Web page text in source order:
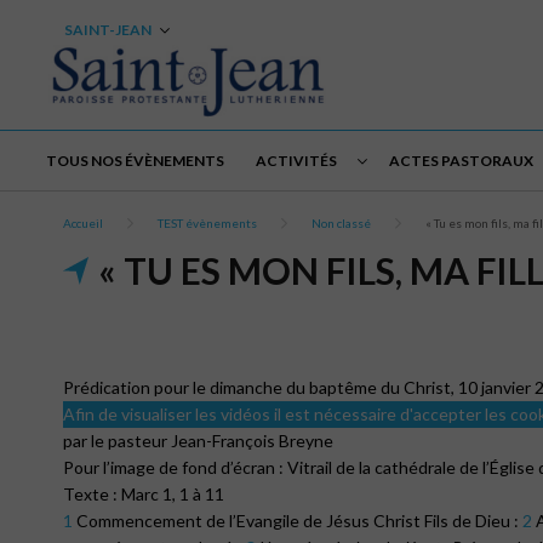
SAINT-JEAN
TOUS NOS ÉVÈNEMENTS ACTIVITÉS ACTES PASTORAUX
Accueil TEST évènements Non classé « Tu es mon fils, ma
« TU ES MON FILS, MA
Prédication pour le dimanche du baptême du Christ, 10 janvier
Afin de visualiser les vidéos il est nécessaire d'accepter les
par le pasteur Jean-François Breyne
Pour l’image de fond d’écran : Vitrail de la cathédrale de
Texte : Marc 1, 1 à 11
1 Commencement de l’Evangile de Jésus Christ Fils de Dieu : 2